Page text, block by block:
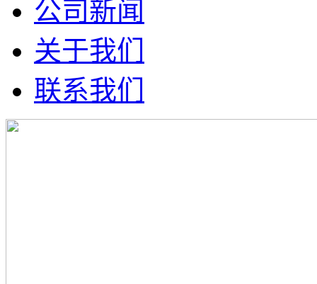
公司新闻
关于我们
联系我们